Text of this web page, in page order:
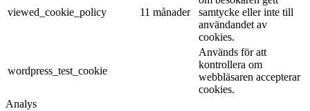
viewed_cookie_policy 11 månader
samtycke eller inte till
användandet av
cookies.
wordpress_test_cookie
Används för att
kontrollera om
webbläsaren accepterar
cookies.
Analys